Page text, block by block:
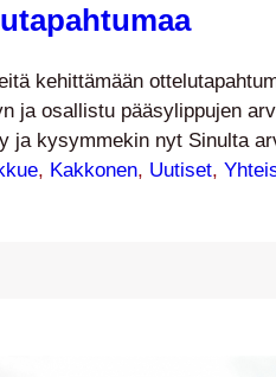
kehittämään
ja osallistu pääsylippujen
ja kysymmekin nyt Sinulta
ottelutapahtumiemme
, Kakkonen, Uutiset,